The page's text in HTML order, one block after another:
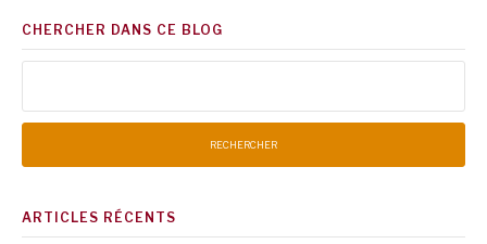
CHERCHER DANS CE BLOG
ARTICLES RÉCENTS